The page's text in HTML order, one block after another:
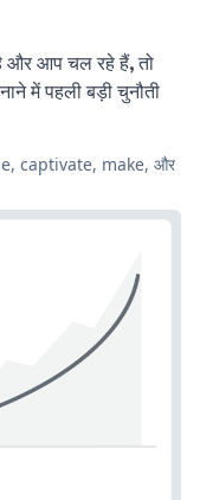
और आप चल रहे हैं, तो
में पहली बड़ी चुनौती
captivate, make, और